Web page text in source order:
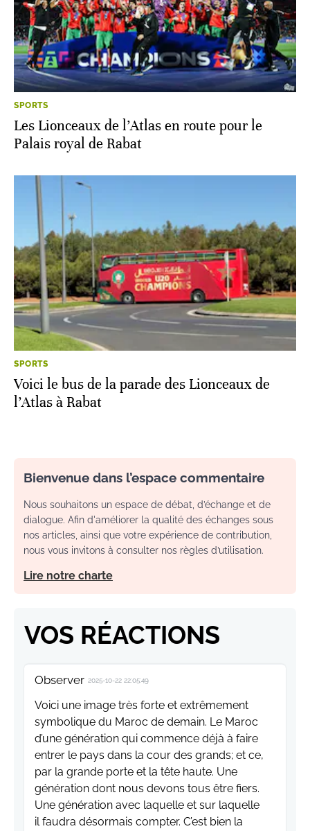
SPORTS
Les Lionceaux de l’Atlas en route pour le
Palais royal de Rabat
SPORTS
Voici le bus de la parade des Lionceaux de
l’Atlas à Rabat
Bienvenue dans l’espace commentaire
Nous souhaitons un espace de débat, d’échange et de
dialogue. Afin d'améliorer la qualité des échanges sous
nos articles, ainsi que votre expérience de contribution,
nous vous invitons à consulter nos règles d’utilisation.
Lire notre charte
VOS RÉACTIONS
Observer 2025-10-22 22:05:49
Voici une image très forte et extrêmement
symbolique du Maroc de demain. Le Maroc
d’une génération qui commence déjà à faire
entrer le pays dans la cour des grands; et ce,
par la grande porte et la tête haute. Une
génération dont nous devons tous être fiers.
Une génération avec laquelle et sur laquelle
il faudra désormais compter. C’est bien la